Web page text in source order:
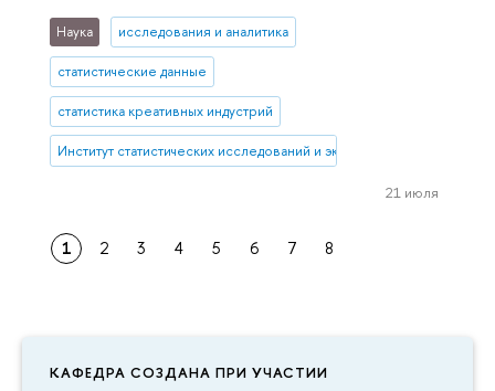
КАФЕДРА СОЗДАНА ПРИ УЧАСТИИ
Наука исследования и аналитика
статистические данные
статистика креативных индустрий
Институт статистических исследований и экономики знаний
21 июля
1 2 3 4 5 6 7 8